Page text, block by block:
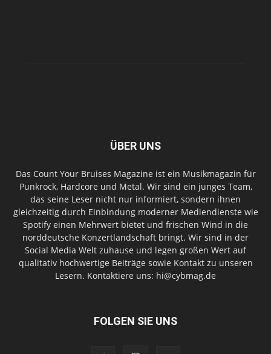
ÜBER UNS
Das Count Your Bruises Magazine ist ein Musikmagazin für
Punkrock, Hardcore und Metal. Wir sind ein junges Team,
das seine Leser nicht nur informiert, sondern ihnen
gleichzeitig durch Einbindung moderner Mediendienste wie
Spotify einen Mehrwert bietet und frischen Wind in die
norddeutsche Konzertlandschaft bringt. Wir sind in der
Social Media Welt zuhause und legen großen Wert auf
qualitativ hochwertige Beiträge sowie Kontakt zu unseren
Lesern. Kontaktiere uns: hi@cybmag.de
FOLGEN SIE UNS